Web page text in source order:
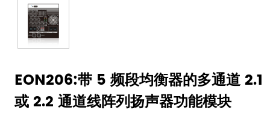
EON206:带 5 频段均衡器的多通道 2.1
或 2.2 通道线阵列扬声器功能模块